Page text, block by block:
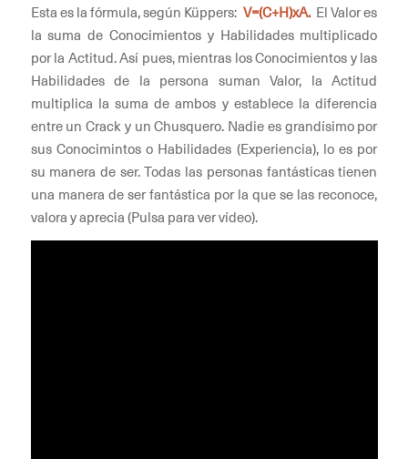
Esta es la fórmula, según Küppers: V=(C+H)xA.El Valor es
la suma de Conocimientos y Habilidades multiplicado
por la Actitud. Así pues, mientras los Conocimientos y las
Habilidades de la persona suman Valor, la Actitud
multiplica la suma de ambos y establece la diferencia
entre un Crack y un Chusquero. Nadie es grandísimo por
sus Conocimintos o Habilidades (Experiencia), lo es por
su manera de ser. Todas las personas fantásticas tienen
una manera de ser fantástica por la que se las reconoce,
valora y aprecia (Pulsa para ver vídeo).